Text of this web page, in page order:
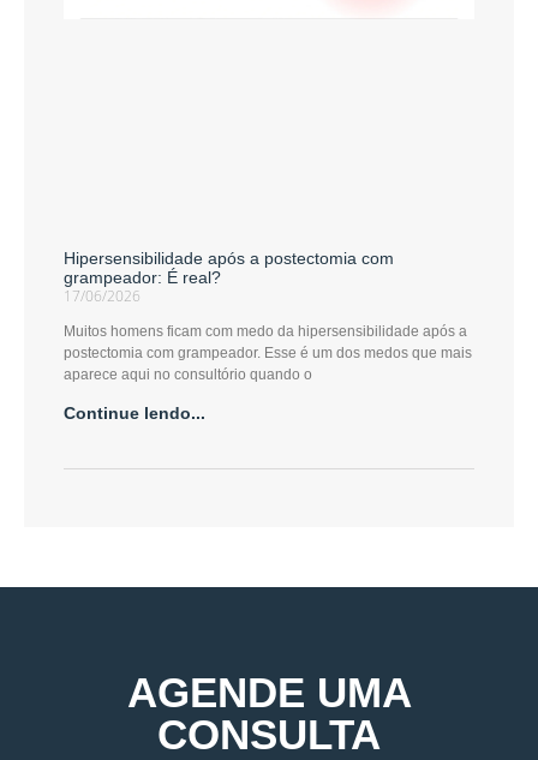
Hipersensibilidade após a postectomia com
grampeador: É real?
17/06/2026
Muitos homens ficam com medo da hipersensibilidade após a
postectomia com grampeador. Esse é um dos medos que mais
aparece aqui no consultório quando o
Continue lendo...
AGENDE UMA
CONSULTA